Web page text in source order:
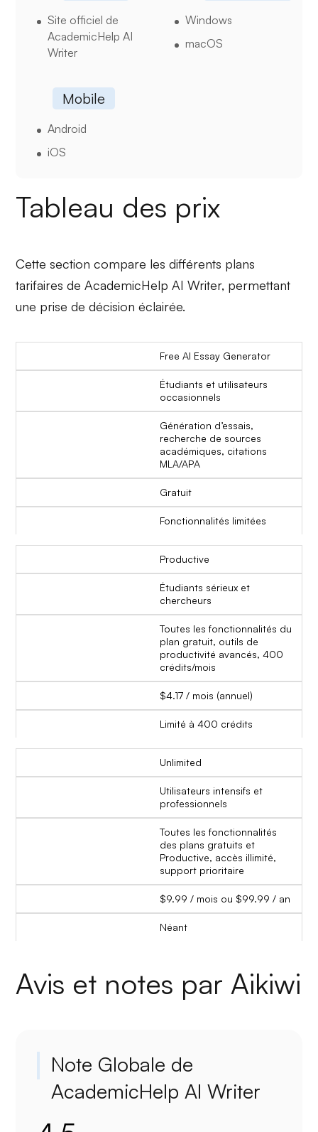
Site officiel de
AcademicHelp AI
Writer
Windows
macOS
Mobile
Android
iOS
Tableau des prix
Cette section compare les différents plans
tarifaires de AcademicHelp AI Writer, permettant
une prise de décision éclairée.
Free AI Essay Generator
Étudiants et utilisateurs
occasionnels
Génération d’essais,
recherche de sources
académiques, citations
MLA/APA
Gratuit
Fonctionnalités limitées
Productive
Étudiants sérieux et
chercheurs
Toutes les fonctionnalités du
plan gratuit, outils de
productivité avancés, 400
crédits/mois
$4.17 / mois (annuel)
Limité à 400 crédits
Unlimited
Utilisateurs intensifs et
professionnels
Toutes les fonctionnalités
des plans gratuits et
Productive, accès illimité,
support prioritaire
$9.99 / mois ou $99.99 / an
Néant
Avis et notes par Aikiwi
Note Globale de
AcademicHelp AI Writer